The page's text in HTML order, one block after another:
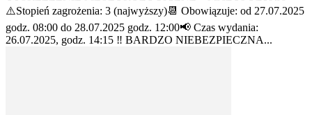
⚠️Stopień zagrożenia: 3 (najwyższy)📆 Obowiązuje: od 27.07.2025
godz. 08:00 do 28.07.2025 godz. 12:00📢 Czas wydania:
26.07.2025, godz. 14:15 ‼️ BARDZO NIEBEZPIECZNA...